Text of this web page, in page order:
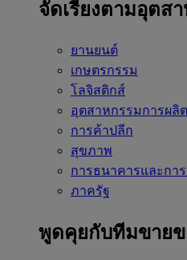
จัดเรียงตามอุตส
ยานยนต์
เกษตรกรรม
โลจิสติกส์
อุตสาหกรรมการผลิต
การค้าปลีก
สุขภาพ
การธนาคารและการ
ภาครัฐ
พูดคุยกับทีมขายข